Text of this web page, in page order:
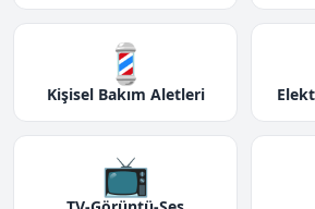
💈
Kişisel Bakım Aletleri
📺